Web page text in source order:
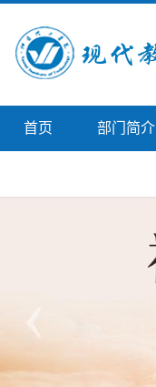
首页 部门简介